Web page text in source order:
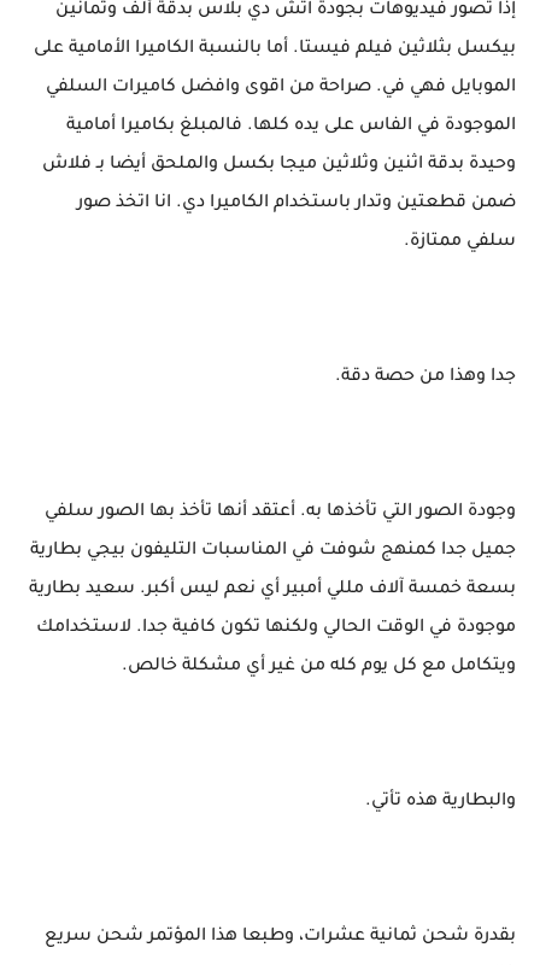
إذا تصور فيديوهات بجودة اتش دي بلاس بدقة ألف وثمانين
بيكسل بثلاثين فيلم فيستا. أما بالنسبة الكاميرا الأمامية على
الموبايل فهي في. صراحة من اقوى وافضل كاميرات السلفي
الموجودة في الفاس على يده كلها. فالمبلغ بكاميرا أمامية
وحيدة بدقة اثنين وثلاثين ميجا بكسل والملحق أيضا بـ فلاش
ضمن قطعتين وتدار باستخدام الكاميرا دي. انا اتخذ صور
سلفي ممتازة.
جدا وهذا من حصة دقة.
وجودة الصور التي تأخذها به. أعتقد أنها تأخذ بها الصور سلفي
جميل جدا كمنهج شوفت في المناسبات التليفون بيجي بطارية
بسعة خمسة آلاف مللي أمبير أي نعم ليس أكبر. سعيد بطارية
موجودة في الوقت الحالي ولكنها تكون كافية جدا. لاستخدامك
ويتكامل مع كل يوم كله من غير أي مشكلة خالص.
والبطارية هذه تأتي.
بقدرة شحن ثمانية عشرات، وطبعا هذا المؤتمر شحن سريع